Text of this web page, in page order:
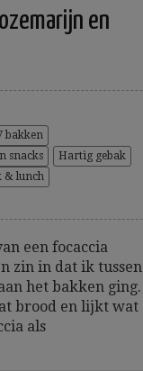
en
bakken
snacks
Hartig gebak
& lunch
een focaccia
zin in dat ik tussen
het bakken ging.
brood en lijkt wat
als